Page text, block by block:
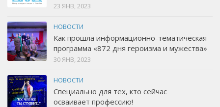
23 ЯНВ, 2023
НОВОСТИ
Как прошла информационно-тематическая
программа «872 дня героизма и мужества»
30 ЯНВ, 2023
НОВОСТИ
Специально для тех, кто сейчас
осваивает профессию!